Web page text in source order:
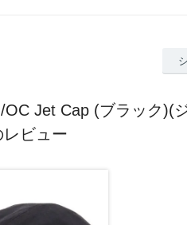
Jet Cap (ブラック)(
レビュー